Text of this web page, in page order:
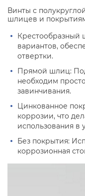
Винты с
шлицев и
Крестообразный
вариантов,
отвертки.
Прямой шлиц:
необходим
завинчивания.
Цинкованное
коррозии, что
использования в
Без покрытия:
коррозионная